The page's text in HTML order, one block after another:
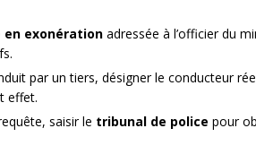
en exonération adressée à l’officier du
par un tiers, désigner le conducteur
effet.
saisir le tribunal de police pour